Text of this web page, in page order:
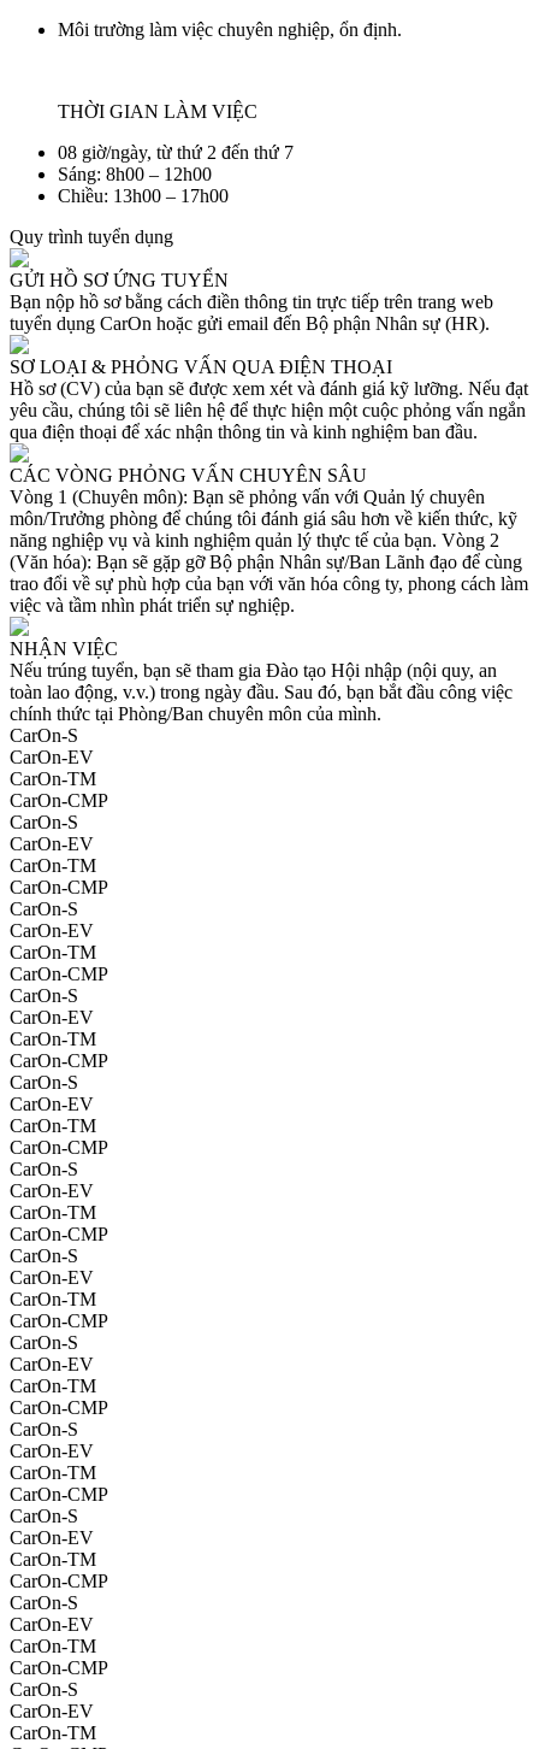
Môi trường làm việc chuyên nghiệp, ổn định.
THỜI GIAN LÀM VIỆC
08 giờ/ngày, từ thứ 2 đến thứ 7
Sáng: 8h00 – 12h00
Chiều: 13h00 – 17h00
Quy trình tuyển dụng
GỬI HỒ SƠ ỨNG TUYỂN
Bạn nộp hồ sơ bằng cách điền thông tin trực tiếp trên trang web
tuyển dụng CarOn hoặc gửi email đến Bộ phận Nhân sự (HR).
SƠ LOẠI & PHỎNG VẤN QUA ĐIỆN THOẠI
Hồ sơ (CV) của bạn sẽ được xem xét và đánh giá kỹ lưỡng. Nếu đạt
yêu cầu, chúng tôi sẽ liên hệ để thực hiện một cuộc phỏng vấn ngắn
qua điện thoại để xác nhận thông tin và kinh nghiệm ban đầu.
CÁC VÒNG PHỎNG VẤN CHUYÊN SÂU
Vòng 1 (Chuyên môn): Bạn sẽ phỏng vấn với Quản lý chuyên
môn/Trưởng phòng để chúng tôi đánh giá sâu hơn về kiến thức, kỹ
năng nghiệp vụ và kinh nghiệm quản lý thực tế của bạn. Vòng 2
(Văn hóa): Bạn sẽ gặp gỡ Bộ phận Nhân sự/Ban Lãnh đạo để cùng
trao đổi về sự phù hợp của bạn với văn hóa công ty, phong cách làm
việc và tầm nhìn phát triển sự nghiệp.
NHẬN VIỆC
Nếu trúng tuyển, bạn sẽ tham gia Đào tạo Hội nhập (nội quy, an
toàn lao động, v.v.) trong ngày đầu. Sau đó, bạn bắt đầu công việc
chính thức tại Phòng/Ban chuyên môn của mình.
CarOn-S
CarOn-EV
CarOn-TM
CarOn-CMP
CarOn-S
CarOn-EV
CarOn-TM
CarOn-CMP
CarOn-S
CarOn-EV
CarOn-TM
CarOn-CMP
CarOn-S
CarOn-EV
CarOn-TM
CarOn-CMP
CarOn-S
CarOn-EV
CarOn-TM
CarOn-CMP
CarOn-S
CarOn-EV
CarOn-TM
CarOn-CMP
CarOn-S
CarOn-EV
CarOn-TM
CarOn-CMP
CarOn-S
CarOn-EV
CarOn-TM
CarOn-CMP
CarOn-S
CarOn-EV
CarOn-TM
CarOn-CMP
CarOn-S
CarOn-EV
CarOn-TM
CarOn-CMP
CarOn-S
CarOn-EV
CarOn-TM
CarOn-CMP
CarOn-S
CarOn-EV
CarOn-TM